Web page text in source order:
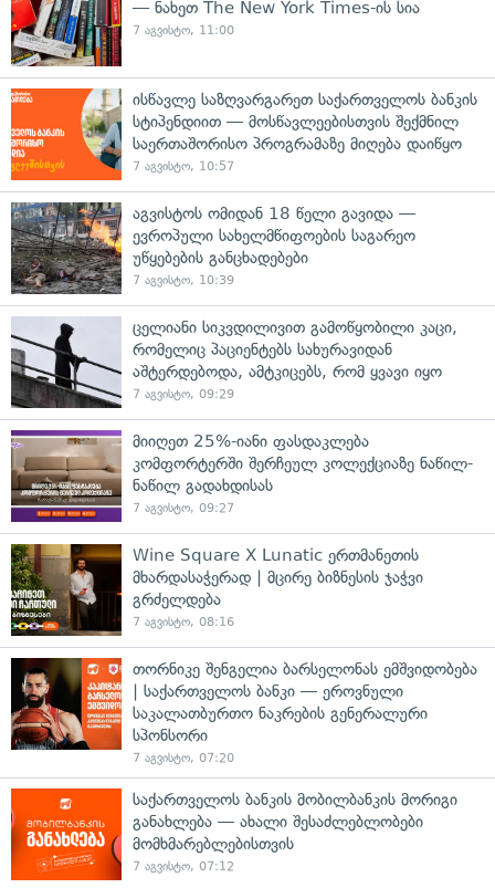
— ნახეთ The New York Times-ის სია
7 აგვისტო, 11:00
ისწავლე საზღვარგარეთ საქართველოს ბანკის
სტიპენდიით — მოსწავლეებისთვის შექმნილ
საერთაშორისო პროგრამაზე მიღება დაიწყო
7 აგვისტო, 10:57
აგვისტოს ომიდან 18 წელი გავიდა —
ევროპული სახელმწიფოების საგარეო
უწყებების განცხადებები
7 აგვისტო, 10:39
ცელიანი სიკვდილივით გამოწყობილი კაცი,
რომელიც პაციენტებს სახურავიდან
აშტერდებოდა, ამტკიცებს, რომ ყვავი იყო
7 აგვისტო, 09:29
მიიღეთ 25%-იანი ფასდაკლება
კომფორტერში შერჩეულ კოლექციაზე ნაწილ-
ნაწილ გადახდისას
7 აგვისტო, 09:27
Wine Square X Lunatic ერთმანეთის
მხარდასაჭერად | მცირე ბიზნესის ჯაჭვი
გრძელდება
7 აგვისტო, 08:16
თორნიკე შენგელია ბარსელონას ემშვიდობება
| საქართველოს ბანკი — ეროვნული
საკალათბურთო ნაკრების გენერალური
სპონსორი
7 აგვისტო, 07:20
საქართველოს ბანკის მობილბანკის მორიგი
განახლება — ახალი შესაძლებლობები
მომხმარებლებისთვის
7 აგვისტო, 07:12